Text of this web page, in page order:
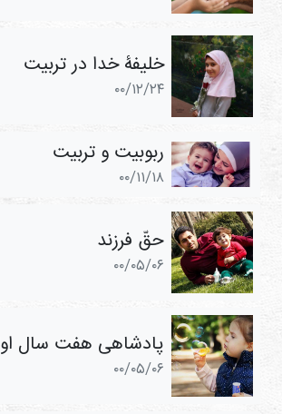
خلیفۀ خدا در تربیت
۰۰/۱۲/۲۴
ربوبیت و تربیت
۰۰/۱۱/۱۸
حقّ فرزند
۰۰/۰۵/۰۶
پادشاهی هفت سال اول
۰۰/۰۵/۰۶